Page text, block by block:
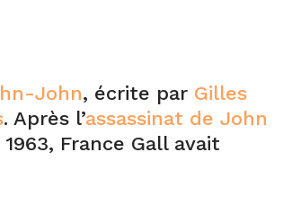
John, écrite par Gilles
. Après l’assassinat de John
France Gall avait